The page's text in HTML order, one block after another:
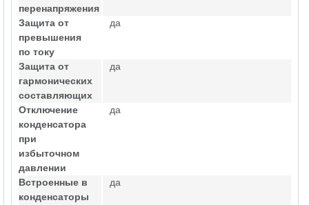
перенапряжения
Защита от
превышения
по току
да
Защита от
гармонических
составляющих
да
Отключение
конденсатора
при
избыточном
давлении
да
Встроенные в
конденсаторы
да